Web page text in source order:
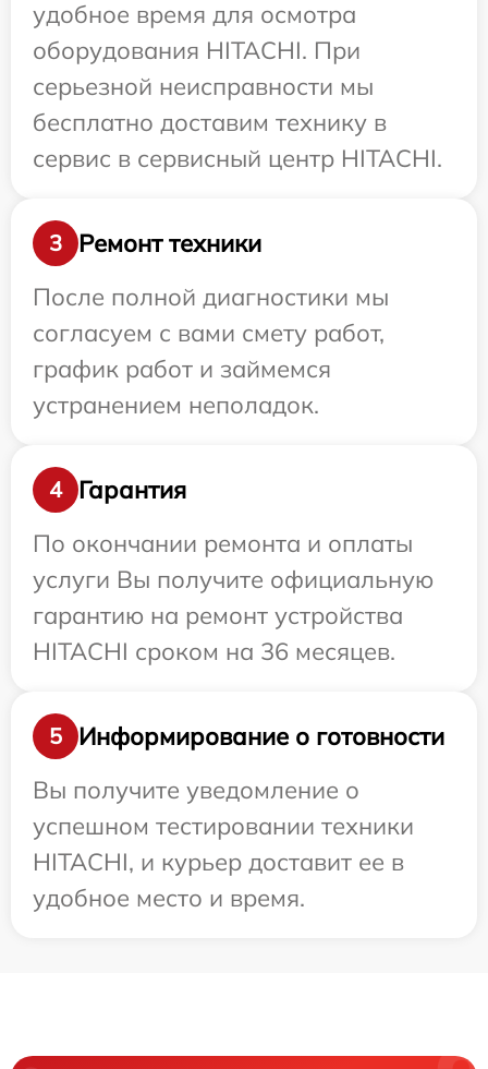
удобное время для осмотра
оборудования HITACHI. При
серьезной неисправности мы
бесплатно доставим технику в
сервис в сервисный центр HITACHI.
3
Ремонт техники
После полной диагностики мы
согласуем с вами смету работ,
график работ и займемся
устранением неполадок.
4
Гарантия
По окончании ремонта и оплаты
услуги Вы получите официальную
гарантию на ремонт устройства
HITACHI сроком на 36 месяцев.
5
Информирование о готовности
Вы получите уведомление о
успешном тестировании техники
HITACHI, и курьер доставит ее в
удобное место и время.